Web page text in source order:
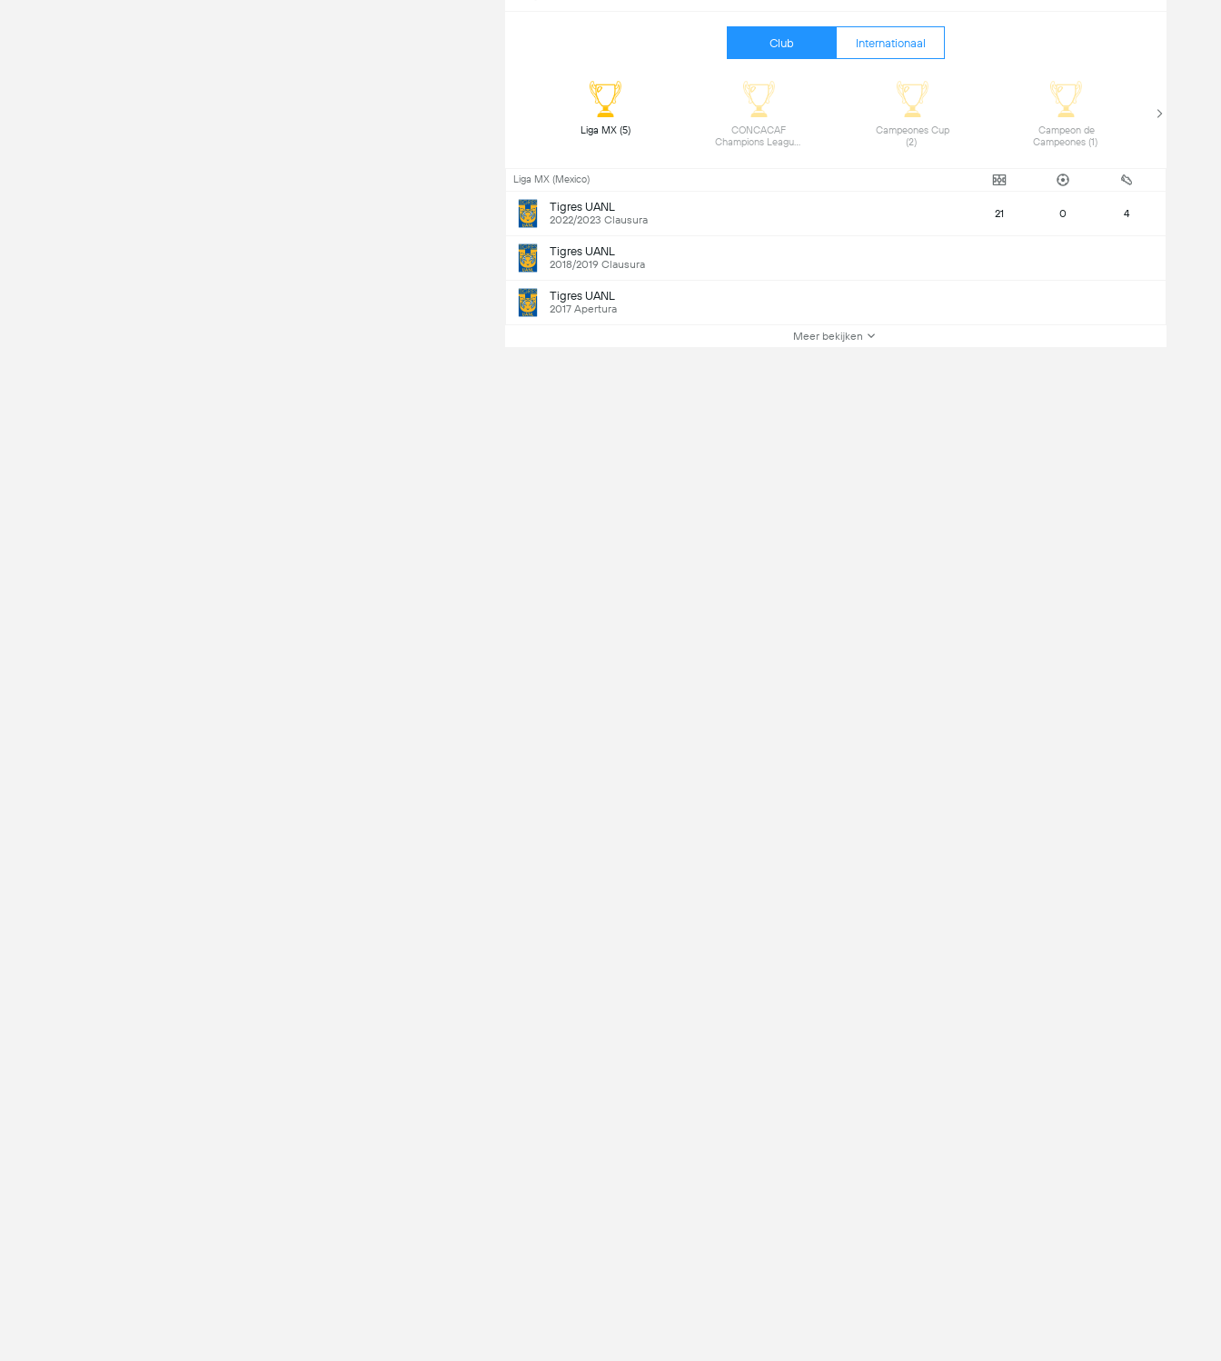
Club Internationaal
Liga MX (5)
CONCACAF
Champions League
Campeones Cup
Campeon de
Campeones (1)
Liga MX (Mexico)
Tigres UANL
2022/2023 Clausura 21 0 4
Tigres UANL
2018/2019 Clausura
Tigres UANL
2017 Apertura
Meer bekijken